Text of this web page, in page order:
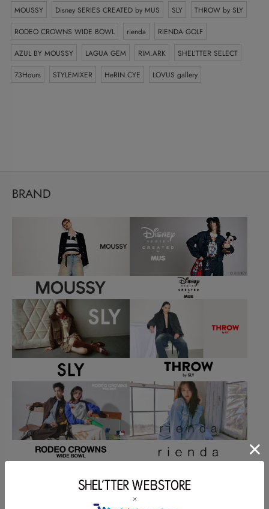
MOUSSY Disney SERIES CREATED by MUS SLY
THROW by SLY
RODEO CROWNS WIDE BOWL
rienda
RIENDA GOLF
AZUL BY MOUSSY
LAGUA GEM RIM.ARK
SHEL’TTER SELECT
73Hours
STYLEMIXER HeRIN.CYE LOVUS gallery
BRAND